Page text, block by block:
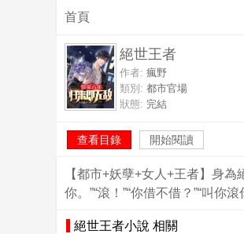
首頁
絕世王者
作者: 瘋野
類別: 都市官場
狀態: 完結
查看目錄 開始閱讀
【都市+妖孽+女人+王者】身
你。”“滾！”“你借不借？”“叫
絕世王者小說 相關